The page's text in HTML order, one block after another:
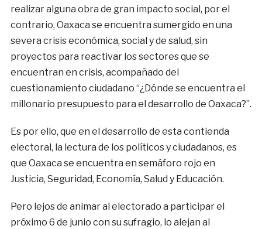
realizar alguna obra de gran impacto social, por el
contrario, Oaxaca se encuentra sumergido en una
severa crisis económica, social y de salud, sin
proyectos para reactivar los sectores que se
encuentran en crisis, acompañado del
cuestionamiento ciudadano “¿Dónde se encuentra el
millonario presupuesto para el desarrollo de Oaxaca?”.
Es por ello, que en el desarrollo de esta contienda
electoral, la lectura de los políticos y ciudadanos, es
que Oaxaca se encuentra en semáforo rojo en
Justicia, Seguridad, Economía, Salud y Educación.
Pero lejos de animar al electorado a participar el
próximo 6 de junio con su sufragio, lo alejan al